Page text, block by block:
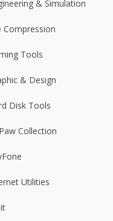
& Simulation
Compression
Tools
& Design
Disk Tools
Collection
Utilities